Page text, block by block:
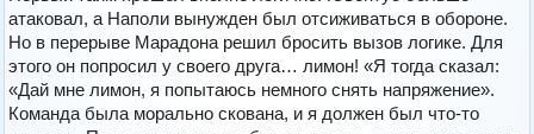
атаковал, а Наполи вынужден был отсиживаться в обороне.
Но в перерыве Марадона решил бросить вызов логике. Для
этого он попросил у своего друга… лимон! «Я тогда сказал:
«Дай мне лимон, я попытаюсь немного снять напряжение».
Команда была морально скована, и я должен был что-то